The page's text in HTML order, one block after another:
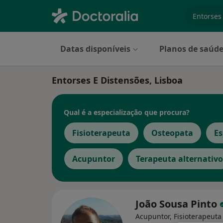
Datas disponíveis Planos de saúde
Entorses E Distensões, Lisboa
Qual é a especialização que procura?
Fisioterapeuta Osteopata
Acupuntor Terapeuta alternativo
João Sousa Pinto
Acupuntor, Fisioterapeuta